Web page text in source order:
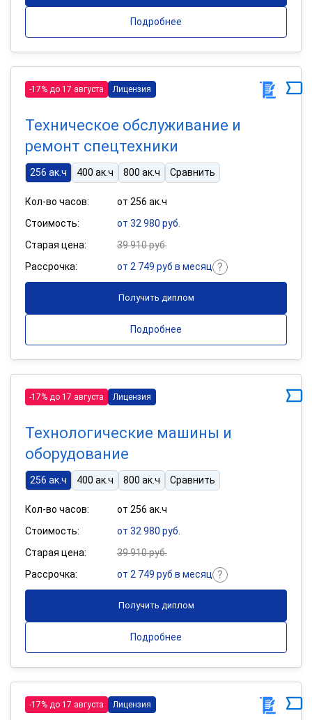
Подробнее
-17% до 17 августа Лицензия
Техническое обслуживание и
ремонт спецтехники
256 ак.ч 400 ак.ч 800 ак.ч Сравнить
Кол-во часов:
от 256 ак.ч
Стоимость:
от 32 980 руб.
Старая цена:
39 910 руб.
Рассрочка:
от 2 749 руб в месяц
Получить диплом
Подробнее
-17% до 17 августа Лицензия
Технологические машины и
оборудование
256 ак.ч 400 ак.ч 800 ак.ч Сравнить
Кол-во часов:
от 256 ак.ч
Стоимость:
от 32 980 руб.
Старая цена:
39 910 руб.
Рассрочка:
от 2 749 руб в месяц
Получить диплом
Подробнее
-17% до 17 августа Лицензия